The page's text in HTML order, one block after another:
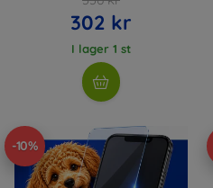
302 kr
I lager 1 st
-10%